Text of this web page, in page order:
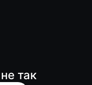
так